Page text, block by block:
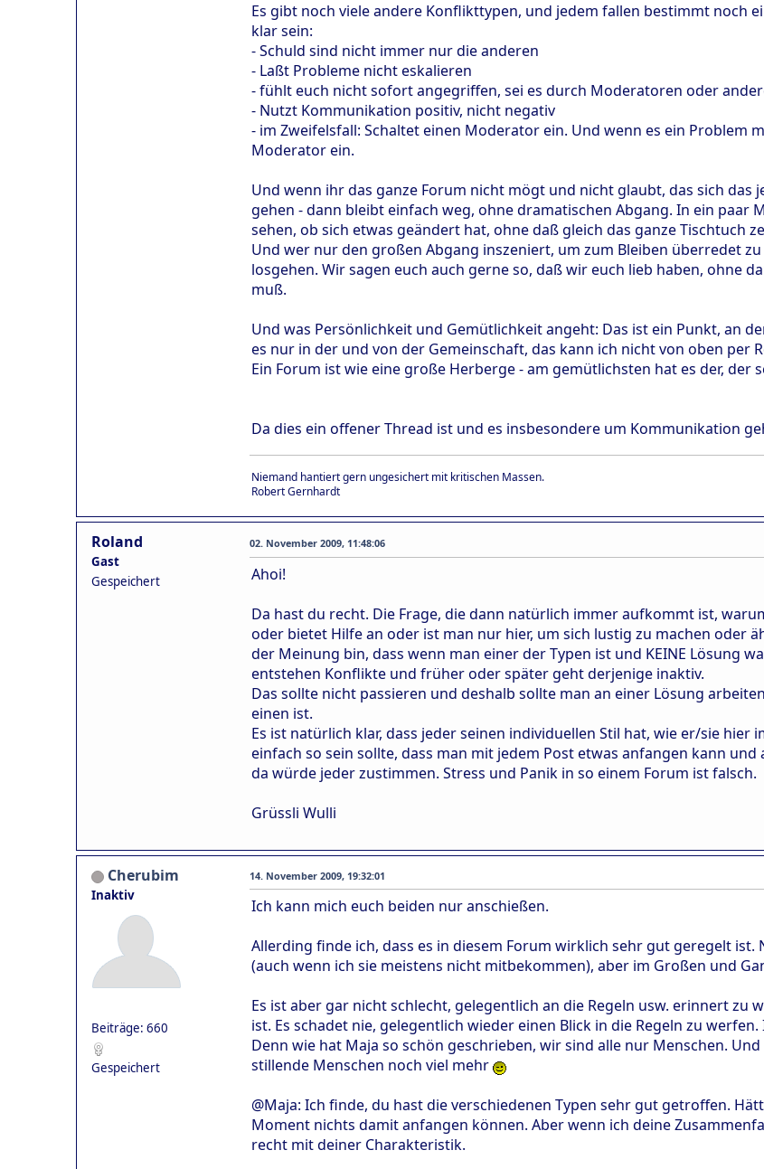
Es gibt noch viele andere Konflikttypen, und jedem fallen bestimmt noch
klar sein:
- Schuld sind nicht immer nur die anderen
- Laßt Probleme nicht eskalieren
- fühlt euch nicht sofort angegriffen, sei es durch Moderatoren oder
- Nutzt Kommunikation positiv, nicht negativ
- im Zweifelsfall: Schaltet einen Moderator ein. Und wenn es ein Problem
Moderator ein.
Und wenn ihr das ganze Forum nicht mögt und nicht glaubt, das sich
gehen - dann bleibt einfach weg, ohne dramatischen Abgang. In ein
sehen, ob sich etwas geändert hat, ohne daß gleich das ganze Tischtuch
Und wer nur den großen Abgang inszeniert, um zum Bleiben überredet
losgehen. Wir sagen euch auch gerne so, daß wir euch lieb haben, ohne
muß.
Und was Persönlichkeit und Gemütlichkeit angeht: Das ist ein Punkt, an
es nur in der und von der Gemeinschaft, das kann ich nicht von oben per
Ein Forum ist wie eine große Herberge - am gemütlichsten hat es der, der
Da dies ein offener Thread ist und es insbesondere um Kommunikation
Niemand hantiert gern ungesichert mit kritischen Massen.
Robert Gernhardt
Roland
Gast
Gespeichert
02. November 2009, 11:48:06
Ahoi!
Da hast du recht. Die Frage, die dann natürlich immer aufkommt ist,
oder bietet Hilfe an oder ist man nur hier, um sich lustig zu machen oder
der Meinung bin, dass wenn man einer der Typen ist und KEINE Lösung
entstehen Konflikte und früher oder später geht derjenige inaktiv.
Das sollte nicht passieren und deshalb sollte man an einer Lösung
einen ist.
Es ist natürlich klar, dass jeder seinen individuellen Stil hat, wie er/sie
einfach so sein sollte, dass man mit jedem Post etwas anfangen kann
da würde jeder zustimmen. Stress und Panik in so einem Forum ist falsch.
Grüssli Wulli
Cherubim
Inaktiv
Beiträge: 660
Gespeichert
14. November 2009, 19:32:01
Ich kann mich euch beiden nur anschießen.
Allerding finde ich, dass es in diesem Forum wirklich sehr gut geregelt
(auch wenn ich sie meistens nicht mitbekommen), aber im Großen und
Es ist aber gar nicht schlecht, gelegentlich an die Regeln usw. erinnert zu
ist. Es schadet nie, gelegentlich wieder einen Blick in die Regeln zu
Denn wie hat Maja so schön geschrieben, wir sind alle nur Menschen.
stillende Menschen noch viel mehr
@Maja: Ich finde, du hast die verschiedenen Typen sehr gut getroffen.
Moment nichts damit anfangen können. Aber wenn ich deine
recht mit deiner Charakteristik.